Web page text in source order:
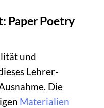
Paper Poetry
und
Lehrer-
Die
Materialien